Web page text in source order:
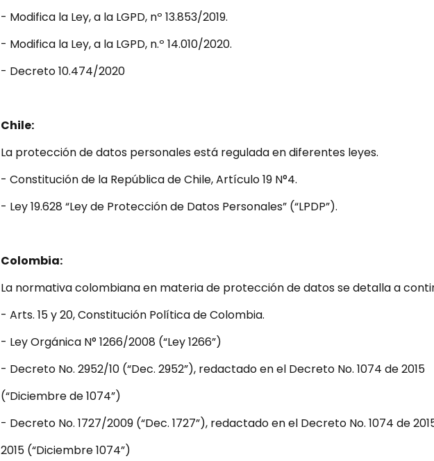
- Modifica la Ley, a la LGPD, nº 13.853/2019.
- Modifica la Ley, a la LGPD, n.º 14.010/2020.
- Decreto 10.474/2020
Chile:
La protección de datos personales está regulada en diferentes leyes.
- Constitución de la República de Chile, Artículo 19 N°4.
- Ley 19.628 “Ley de Protección de Datos Personales” (“LPDP”).
Colombia:
La normativa colombiana en materia de protección de datos se detalla a
- Arts. 15 y 20, Constitución Política de Colombia.
- Ley Orgánica N° 1266/2008 (“Ley 1266”)
- Decreto No. 2952/10 (“Dec. 2952”), redactado en el Decreto No. 1074 de 2015
(“Diciembre de 1074”)
- Decreto No. 1727/2009 (“Dec. 1727”), redactado en el Decreto No. 1074 de
2015 (“Diciembre 1074”)